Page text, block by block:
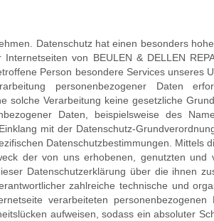
Datenschutz hat einen besonders
von BEULEN & DELLEN
Person besondere Services unseres
personenbezogener Daten
solche Verarbeitung keine gesetzliche
Daten, beispielsweise des
mit der Datenschutz-
Datenschutzbestimmungen. Mittels
der von uns erhobenen, genutzten und
Datenschutzerklärung über die ihnen
zahlreiche technische und
verarbeiteten personenbezogenen
aufweisen, sodass ein absoluter